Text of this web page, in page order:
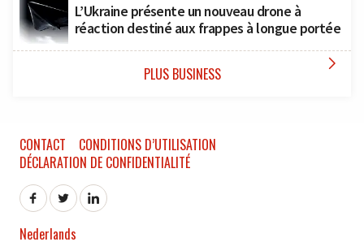
L’Ukraine présente un nouveau drone à
réaction destiné aux frappes à longue portée
PLUS BUSINESS 
CONTACT
CONDITIONS D’UTILISATION
DÉCLARATION DE CONFIDENTIALITÉ
Nederlands